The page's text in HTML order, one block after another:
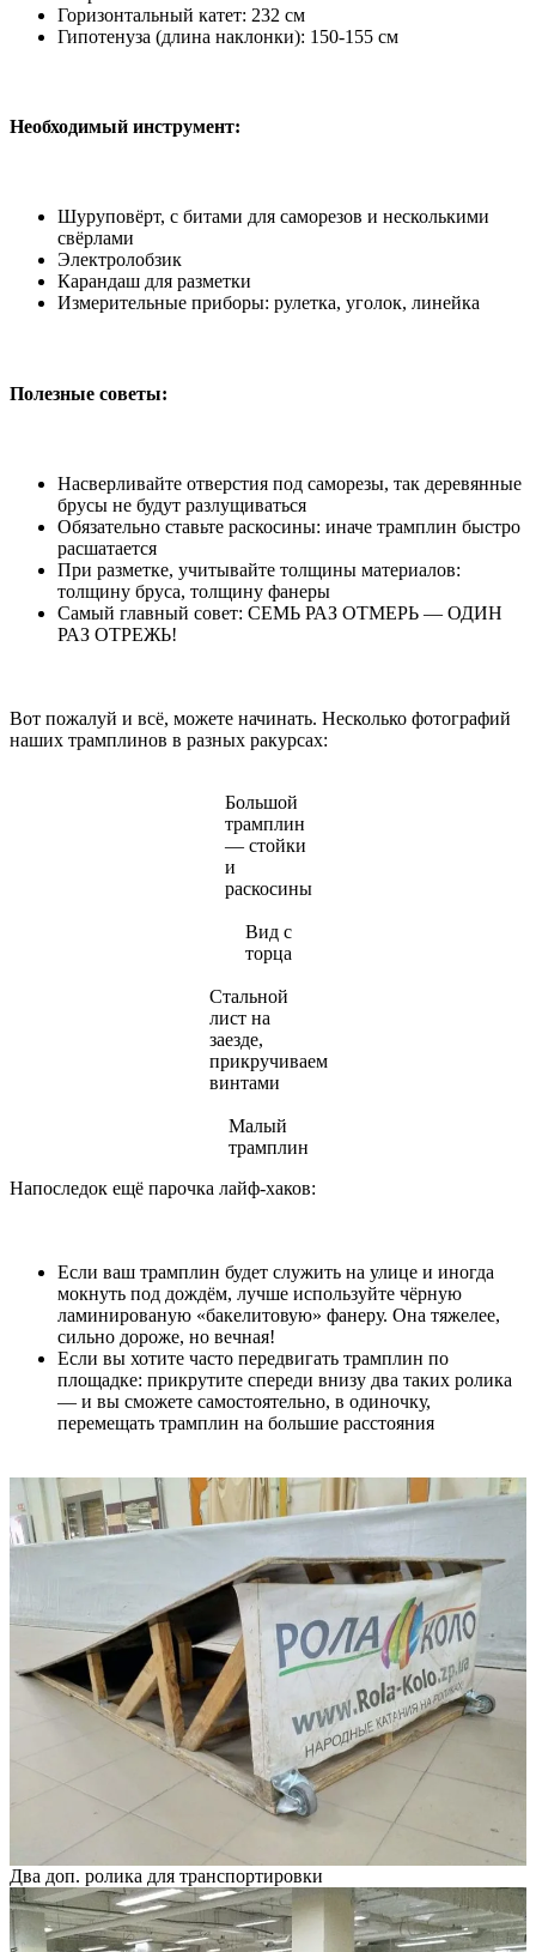
Горизонтальный катет: 232 см
Гипотенуза (длина наклонки): 150-155 см
Необходимый инструмент:
Шуруповёрт, с битами для саморезов и несколькими
свёрлами
Электролобзик
Карандаш для разметки
Измерительные приборы: рулетка, уголок, линейка
Полезные советы:
Насверливайте отверстия под саморезы, так деревянные
брусы не будут разлущиваться
Обязательно ставьте раскосины: иначе трамплин быстро
расшатается
При разметке, учитывайте толщины материалов:
толщину бруса, толщину фанеры
Самый главный совет: СЕМЬ РАЗ ОТМЕРЬ — ОДИН
РАЗ ОТРЕЖЬ!
Вот пожалуй и всё, можете начинать. Несколько фотографий
наших трамплинов в разных ракурсах:
Большой
трамплин
— стойки
и
раскосины
Вид с
торца
Стальной
лист на
заезде,
прикручиваем
винтами
Малый
трамплин
Напоследок ещё парочка лайф-хаков:
Если ваш трамплин будет служить на улице и иногда
мокнуть под дождём, лучше используйте чёрную
ламинированую «бакелитовую» фанеру. Она тяжелее,
сильно дороже, но вечная!
Если вы хотите часто передвигать трамплин по
площадке: прикрутите спереди внизу два таких ролика
— и вы сможете самостоятельно, в одиночку,
перемещать трамплин на большие расстояния
Два доп. ролика для транспортировки